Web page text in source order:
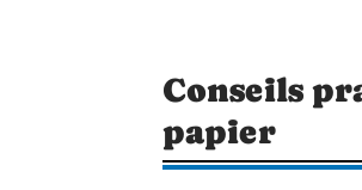
Conseils
papier